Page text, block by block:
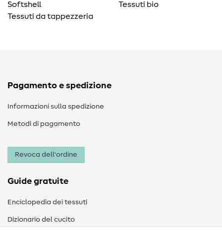
Softshell
Tessuti da tappezzeria
Tessuti bio
Pagamento e spedizione
Informazioni sulla spedizione
Metodi di pagamento
Revoca dell'ordine
Guide gratuite
Enciclopedia dei tessuti
Dizionario del cucito